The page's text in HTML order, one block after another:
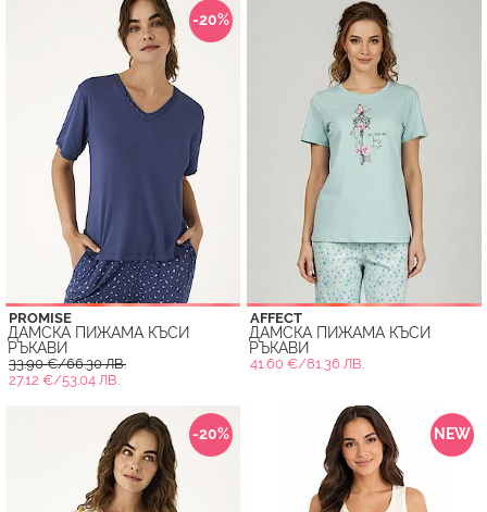
-20%
PROMISE
ДАМСКА ПИЖАМА КЪСИ
РЪКАВИ
33.90 €/66.30 ЛВ.
27.12 €/53.04 ЛВ.
AFFECT
ДАМСКА ПИЖАМА КЪСИ
РЪКАВИ
41.60 €/81.36 ЛВ.
-20% NEW